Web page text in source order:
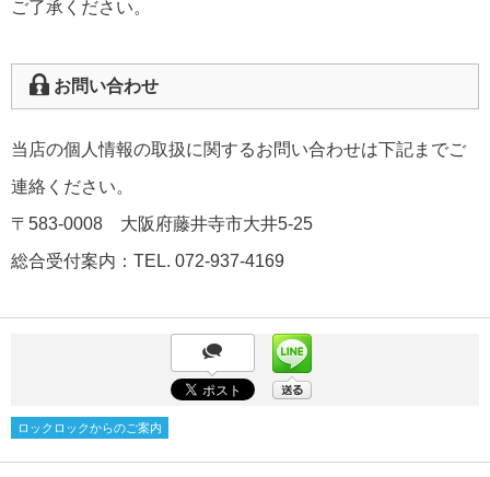
ご了承ください。
お問い合わせ
当店の個人情報の取扱に関するお問い合わせは下記までご
連絡ください。
〒583-0008 大阪府藤井寺市大井5-25
総合受付案内：TEL. 072-937-4169
ロックロックからのご案内